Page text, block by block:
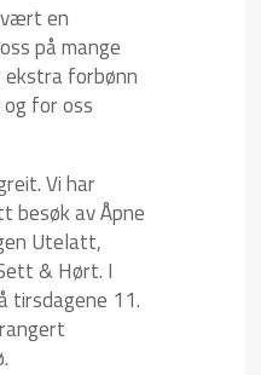
en
på mange
forbønn
for oss
Vi har
besøk av Åpne
Utelatt,
& Hørt. I
tirsdagene 11.